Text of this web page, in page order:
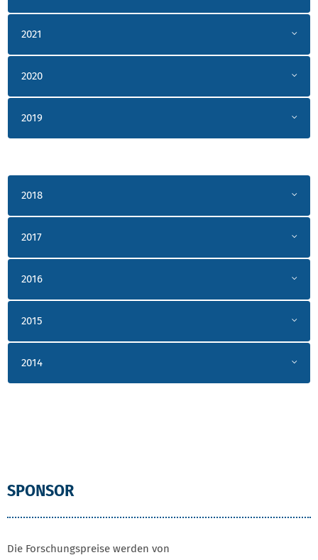
2021
2020
2019
2018
2017
2016
2015
2014
SPONSOR
SPONSOR
Die Forschungspreise werden von